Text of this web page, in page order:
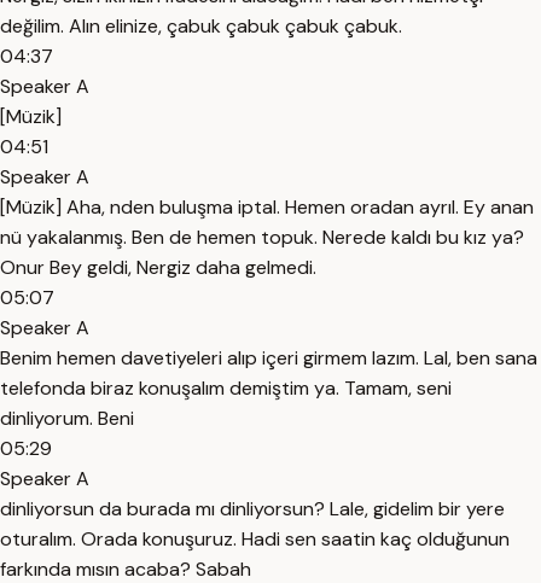
değilim. Alın elinize, çabuk çabuk çabuk çabuk.
04:37
Speaker A
[Müzik]
04:51
Speaker A
[Müzik] Aha, nden buluşma iptal. Hemen oradan ayrıl. Ey anan
nü yakalanmış. Ben de hemen topuk. Nerede kaldı bu kız ya?
Onur Bey geldi, Nergiz daha gelmedi.
05:07
Speaker A
Benim hemen davetiyeleri alıp içeri girmem lazım. Lal, ben sana
telefonda biraz konuşalım demiştim ya. Tamam, seni
dinliyorum. Beni
05:29
Speaker A
dinliyorsun da burada mı dinliyorsun? Lale, gidelim bir yere
oturalım. Orada konuşuruz. Hadi sen saatin kaç olduğunun
farkında mısın acaba? Sabah